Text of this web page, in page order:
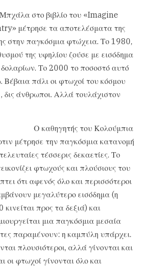
στο βιβλίο του «Imagine
μέτρησε τα αποτελέσματα της
στην παγκόσμια φτώχεια. Το 1980,
της υφηλίου ζούσε με εισόδημα
Το 2000 το ποσοστό αυτό
πάλι οι φτωχοί του κόσμου
δις άνθρωποι. Αλλά τουλάχιστον
Ο καθηγητής του Κολούμπια
μέτρησε την παγκόσμια κατανομή
τέσσερις δεκαετίες. Το
φτωχούς και πλούσιους του
ότι αφενός όλο και περισσότεροι
μεγαλύτερο εισόδημα (η
προς τα δεξιά) και
μια παγκόσμια μεσαία
παραμένουν: η καμπύλη υπάρχει.
πλουσιότεροι, αλλά γίνονται και
οι φτωχοί γίνονται όλο και